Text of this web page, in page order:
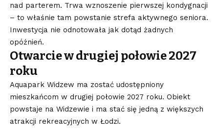
nad parterem. Trwa wznoszenie pierwszej kondygnacji
– to właśnie tam powstanie strefa aktywnego seniora.
Inwestycja nie odnotowała jak dotąd żadnych
opóźnień.
Otwarcie w drugiej połowie 2027
roku
Aquapark Widzew ma zostać udostępniony
mieszkańcom w drugiej połowie 2027 roku. Obiekt
powstaje na Widzewie i ma stać się jedną z większych
atrakcji rekreacyjnych w Łodzi.